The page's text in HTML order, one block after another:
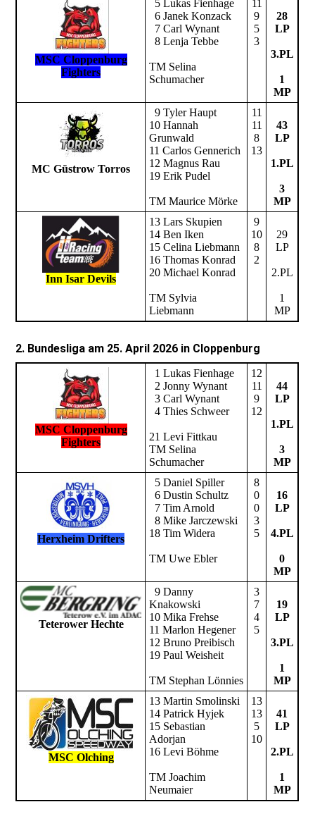
MSC Cloppenburg
Fighters
5 Lukas Fienhage
6 Janek Konzack
7 Carl Wynant
8 Lenja Tebbe
TM Selina
Schumacher
11
9
5
3
28
LP
3.PL
1
MP
MC Güstrow Torros
9 Tyler Haupt
10 Hannah
Grunwald
11 Carlos Gennerich
12 Magnus Rau
19 Erik Pudel
TM Maurice Mörke
11
11
8
13
43
LP
1.PL
3
MP
Inn Isar Devils
13 Lars Skupien
14 Ben Iken
15 Celina Liebmann
16 Thomas Konrad
20 Michael Konrad
TM Sylvia
Liebmann
9
10
8
2
29
LP
2.PL
1
MP
2. Bundesliga am 25. April 2026 in Cloppenburg
MSC Cloppenburg
Fighters
1 Lukas Fienhage
2 Jonny Wynant
3 Carl Wynant
4 Thies Schweer
21 Levi Fittkau
TM Selina
Schumacher
12
11
9
12
44
LP
1.PL
3
MP
Herxheim Drifters
5 Daniel Spiller
6 Dustin Schultz
7 Tim Arnold
8 Mike Jarczewski
18 Tim Widera
TM Uwe Ebler
8
0
0
3
5
16
LP
4.PL
0
MP
Teterower Hechte
9 Danny
Knakowski
10 Mika Frehse
11 Marlon Hegener
12 Bruno Preibisch
19 Paul Weisheit
TM Stephan Lönnies
3
7
4
5
19
LP
3.PL
1
MP
MSC Olching
13 Martin Smolinski
14 Patrick Hyjek
15 Sebastian
Adorjan
16 Levi Böhme
TM Joachim
Neumaier
13
13
5
10
41
LP
2.PL
1
MP